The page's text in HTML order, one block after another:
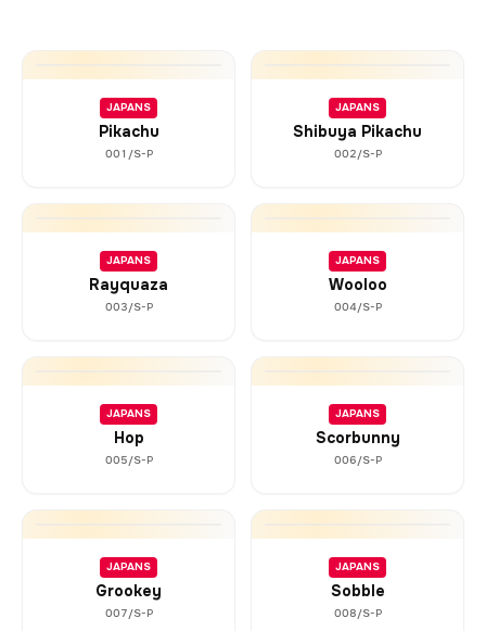
JAPANS
Pikachu
001/S-P
JAPANS
Shibuya Pikachu
002/S-P
JAPANS
Rayquaza
003/S-P
JAPANS
Wooloo
004/S-P
JAPANS
Hop
005/S-P
JAPANS
Scorbunny
006/S-P
JAPANS
Grookey
007/S-P
JAPANS
Sobble
008/S-P